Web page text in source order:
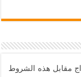
مقابل هذه الشروط